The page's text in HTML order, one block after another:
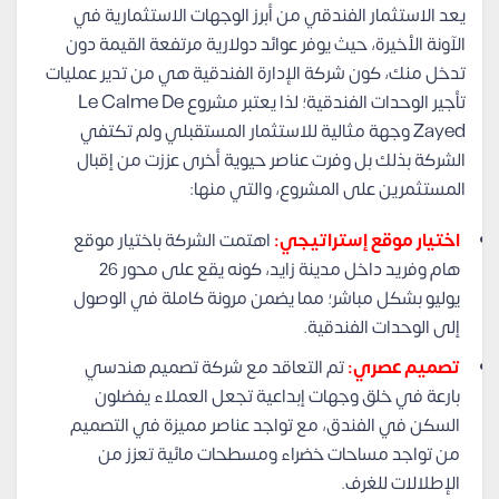
يعد الاستثمار الفندقي من أبرز الوجهات الاستثمارية في
الآونة الأخيرة، حيث يوفر عوائد دولارية مرتفعة القيمة دون
تدخل منك، كون شركة الإدارة الفندقية هي من تدير عمليات
تأجير الوحدات الفندقية؛ لذا يعتبر مشروع Le Calme De
Zayed وجهة مثالية للاستثمار المستقبلي ولم تكتفي
الشركة بذلك بل وفرت عناصر حيوية أخرى عززت من إقبال
المستثمرين على المشروع، والتي منها:
اختيار موقع إستراتيجي:اهتمت الشركة باختيار موقع
هام وفريد داخل مدينة زايد، كونه يقع على محور 26
يوليو بشكل مباشر؛ مما يضمن مرونة كاملة في الوصول
إلى الوحدات الفندقية.
تصميم عصري:تم التعاقد مع شركة تصميم هندسي
بارعة في خلق وجهات إبداعية تجعل العملاء يفضلون
السكن في الفندق، مع تواجد عناصر مميزة في التصميم
من تواجد مساحات خضراء ومسطحات مائية تعزز من
الإطلالات للغرف.